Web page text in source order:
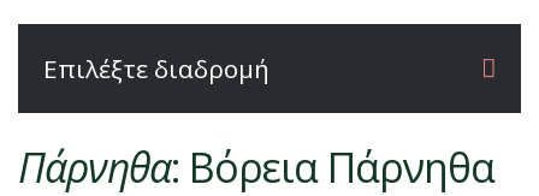
Επιλέξτε διαδρομή
Πάρνηθα: Βόρεια Πάρνηθα